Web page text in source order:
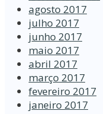
agosto 2017
julho 2017
junho 2017
maio 2017
abril 2017
março 2017
fevereiro 2017
janeiro 2017